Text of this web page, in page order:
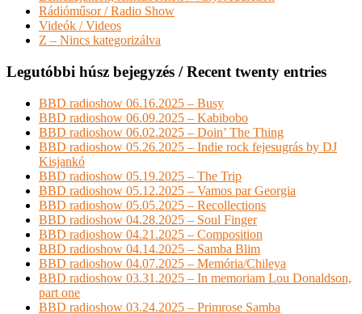
Rádióműsor / Radio Show
Videók / Videos
Z – Nincs kategorizálva
Legutóbbi húsz bejegyzés / Recent twenty entries
BBD radioshow 06.16.2025 – Busy
BBD radioshow 06.09.2025 – Kabibobo
BBD radioshow 06.02.2025 – Doin’ The Thing
BBD radioshow 05.26.2025 – Indie rock fejesugrás by DJ
Kisjankó
BBD radioshow 05.19.2025 – The Trip
BBD radioshow 05.12.2025 – Vamos par Georgia
BBD radioshow 05.05.2025 – Recollections
BBD radioshow 04.28.2025 – Soul Finger
BBD radioshow 04.21.2025 – Composition
BBD radioshow 04.14.2025 – Samba Blim
BBD radioshow 04.07.2025 – Memória/Chileya
BBD radioshow 03.31.2025 – In memoriam Lou Donaldson,
part one
BBD radioshow 03.24.2025 – Primrose Samba